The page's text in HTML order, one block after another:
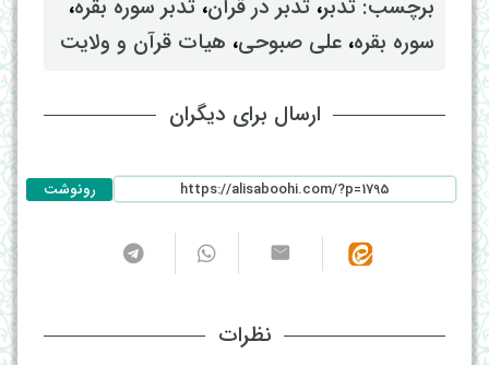
برچسب: ‌ تدبر، ‌ تدبر در قرآن، ‌ تدبر سوره بقره،
سوره بقره، ‌ علی صبوحی، ‌ هیات قرآن و ولایت
ارسال برای دیگران
رونوشت
نظرات